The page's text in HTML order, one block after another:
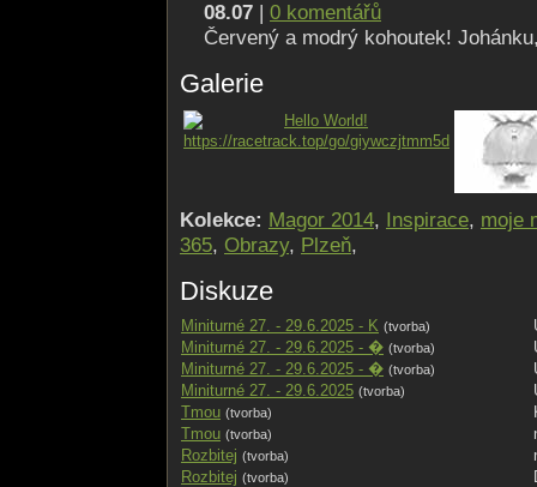
08.07 | 0 komentářů
Červený a modrý kohoutek!
Galerie
Kolekce: Magor 2014, Inspirace, moje
365, Obrazy, Plzeň,
Diskuze
Miniturné 27. - 29.6.2025 - K (tvorba)
Miniturné 27. - 29.6.2025 - � (tvorba)
Miniturné 27. - 29.6.2025 - � (tvorba)
Miniturné 27. - 29.6.2025 (tvorba)
Tmou (tvorba)
Tmou (tvorba)
Rozbitej (tvorba)
Rozbitej (tvorba)